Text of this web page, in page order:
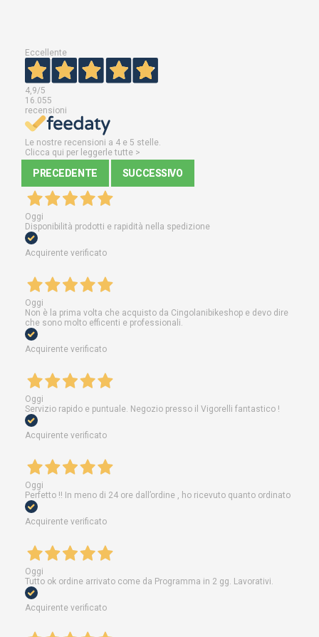
Eccellente
4,9/5
16.055
recensioni
Le nostre recensioni a 4 e 5 stelle.
Clicca qui per leggerle tutte >
PRECEDENTE SUCCESSIVO
Oggi
Disponibilità prodotti e rapidità nella spedizione
Acquirente verificato
Oggi
Non è la prima volta che acquisto da Cingolanibikeshop e devo dire
che sono molto efficenti e professionali.
Acquirente verificato
Oggi
Servizio rapido e puntuale. Negozio presso il Vigorelli fantastico !
Acquirente verificato
Oggi
Perfetto !! In meno di 24 ore dall’ordine , ho ricevuto quanto ordinato
Acquirente verificato
Oggi
Tutto ok ordine arrivato come da Programma in 2 gg. Lavorativi.
Acquirente verificato